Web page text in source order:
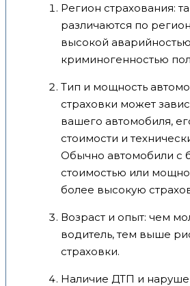
Регион страхования:
различаются по
высокой
криминогенностью
Тип и мощность
страховки может
вашего автомобиля,
стоимости и
Обычно автомобили с
стоимостью или
более высокую
Возраст и опыт: чем
водитель, тем выше
страховки.
Наличие ДТП и